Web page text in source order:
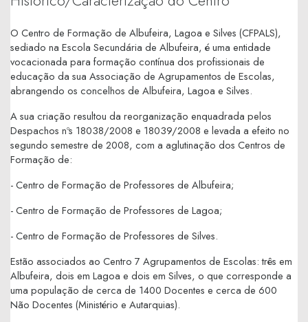
O Centro de Formação de Albufeira, Lagoa e Silves (CFPALS),
sediado na Escola Secundária de Albufeira, é uma entidade
vocacionada para formação contínua dos profissionais de
educação da sua Associação de Agrupamentos de Escolas,
abrangendo os concelhos de Albufeira, Lagoa e Silves.
A sua criação resultou da reorganização enquadrada pelos
Despachos nºs 18038/2008 e 18039/2008 e levada a efeito no
segundo semestre de 2008, com a aglutinação dos Centros de
Formação de:
- Centro de Formação de Professores de Albufeira;
- Centro de Formação de Professores de Lagoa;
- Centro de Formação de Professores de Silves.
Estão associados ao Centro 7 Agrupamentos de Escolas: três em
Albufeira, dois em Lagoa e dois em Silves, o que corresponde a
uma população de cerca de 1400 Docentes e cerca de 600
Não Docentes (Ministério e Autarquias).